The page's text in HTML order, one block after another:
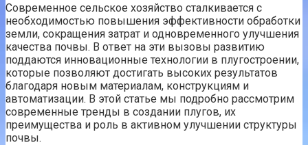
Современное сельское хозяйство сталкивается с
необходимостью повышения эффективности обработки
земли, сокращения затрат и одновременного улучшения
качества почвы. В ответ на эти вызовы развитию
поддаются инновационные технологии в плугостроении,
которые позволяют достигать высоких результатов
благодаря новым материалам, конструкциям и
автоматизации. В этой статье мы подробно рассмотрим
современные тренды в создании плугов, их
преимущества и роль в активном улучшении структуры
почвы.